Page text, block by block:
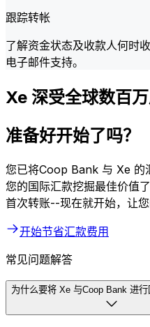
跟踪转帐
了解资金状态及收款人何时
电子邮件支持。
Xe 深受全球数百
准备好开始了吗？
您已将Coop Bank 与 Xe 的
您的国际汇款挖掘最佳价值
首次转账--现在就开始，让您
开始节省汇款费用
常见问题解答
为什么要将 Xe 与Coop Bank 进行